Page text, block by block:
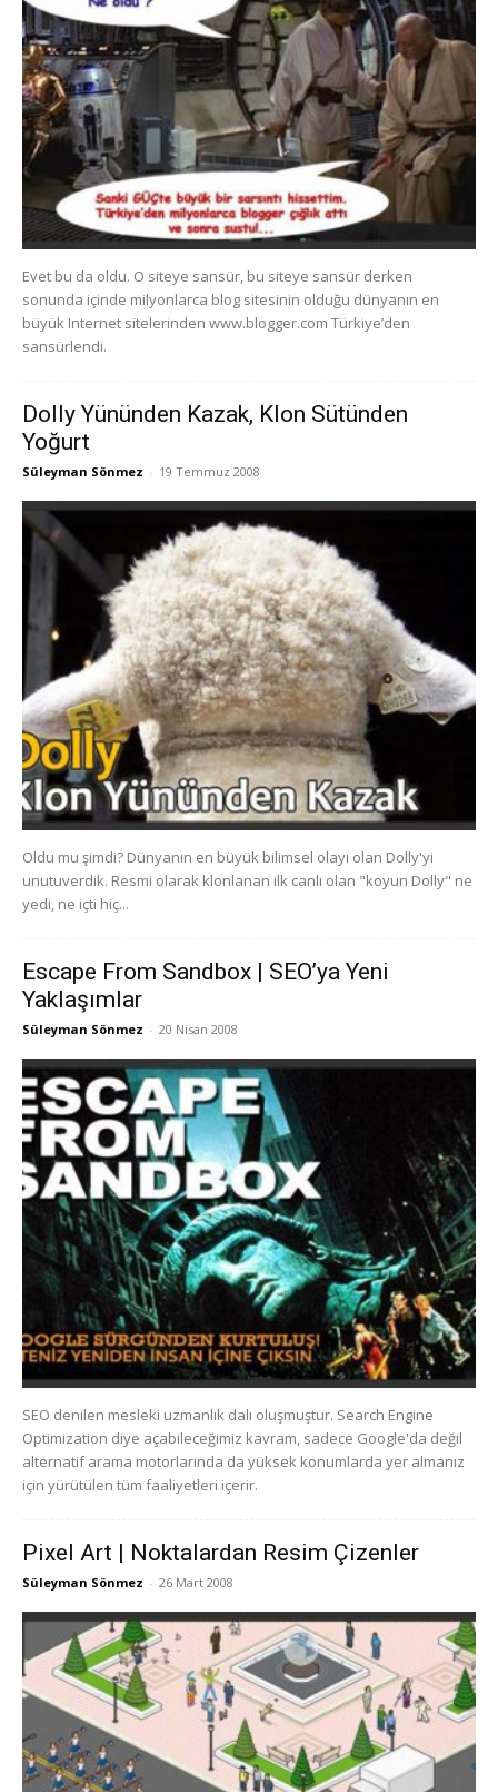
Evet bu da oldu. O siteye sansür, bu siteye sansür derken
sonunda içinde milyonlarca blog sitesinin olduğu dünyanın en
büyük Internet sitelerinden www.blogger.com Türkiye’den
sansürlendi.
Dolly Yününden Kazak, Klon Sütünden
Yoğurt
Süleyman Sönmez - 19 Temmuz 2008
Oldu mu şimdi? Dünyanın en büyük bilimsel olayı olan Dolly'yi
unutuverdik. Resmi olarak klonlanan ilk canlı olan "koyun Dolly" ne
yedi, ne içti hiç...
Escape From Sandbox | SEO’ya Yeni
Yaklaşımlar
Süleyman Sönmez - 20 Nisan 2008
SEO denilen mesleki uzmanlık dalı oluşmuştur. Search Engine
Optimization diye açabileceğimiz kavram, sadece Google'da değil
alternatif arama motorlarında da yüksek konumlarda yer almanız
için yürütülen tüm faaliyetleri içerir.
Pixel Art | Noktalardan Resim Çizenler
Süleyman Sönmez - 26 Mart 2008